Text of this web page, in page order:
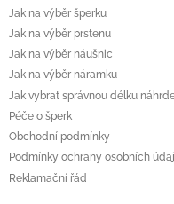
Jak na výběr šperku
Jak na výběr prstenu
Jak na výběr náušnic
Jak na výběr náramku
Jak vybrat správnou délku
Péče o šperk
Obchodní podmínky
Podmínky ochrany osobních
Reklamační řád